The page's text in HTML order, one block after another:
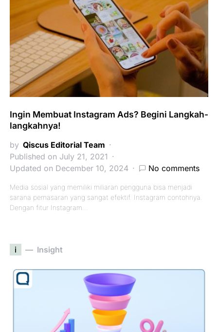
Ingin Membuat Instagram Ads? Begini Langkah-
langkahnya!
by Qiscus Editorial Team
Published on July 21, 2021
Updated on December 10, 2024
No comments
Media sosial yang memiliki miliaran pengguna bisa menjadi
sarana pemasaran yang sangat efektif. Instagram contohnya.
Dengan fitur Instagram…
i Insight